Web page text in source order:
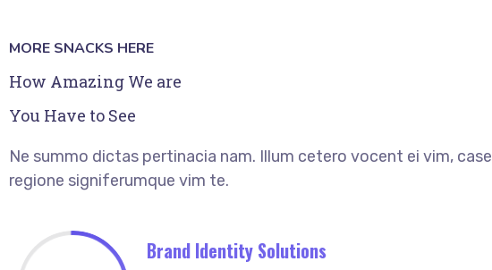
MORE SNACKS HERE
How Amazing We are
You Have to See
Ne summo dictas pertinacia nam. Illum cetero vocent ei vim, case
regione signiferumque vim te.
Brand Identity Solutions